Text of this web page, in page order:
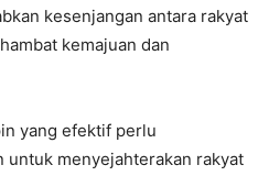
kesenjangan antara rakyat
kemajuan dan
yang efektif perlu
menyejahterakan rakyat